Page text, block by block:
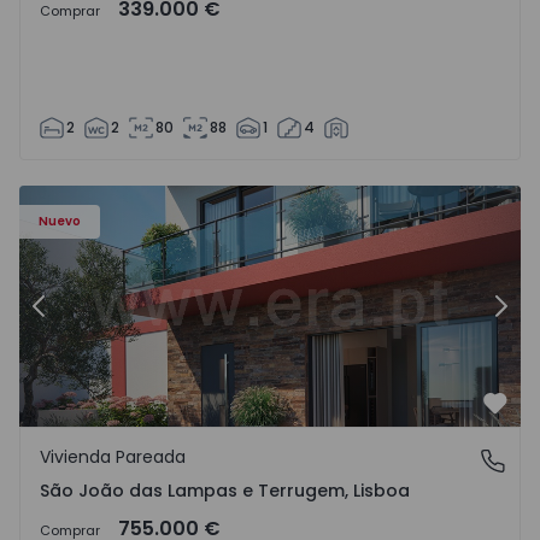
Comprar 339.000 €
2 2 80 88 1 4
Nuevo
Anterior
São João das Lampas e Terrugem, Lisboa
Vivienda Pareada
São João das Lampas e Terrugem, Lisboa
Comprar 755.000 €